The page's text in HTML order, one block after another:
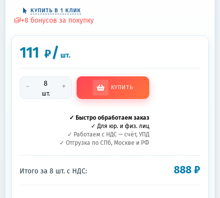
КУПИТЬ В 1 КЛИК
+8 бонусов за покупку
111 ₽/ шт.
-
шт.
+ КУПИТЬ
✓ Быстро обработаем заказ
✓ Для юр. и физ. лиц
✓ Работаем с НДС — счёт, УПД
✓ Отгрузка по СПб, Москве и РФ
Итого за 8 шт. с НДС: 888₽